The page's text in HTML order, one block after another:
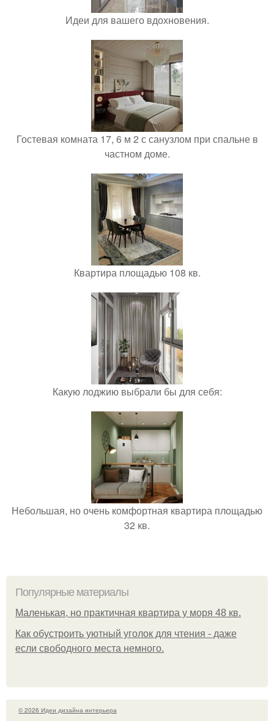
Идеи для вашего вдохновения.
Гостевая комната 17, 6 м 2 с санузлом при спальне в
частном доме.
Квартира площадью 108 кв.
Какую лоджию выбрали бы для себя:
Небольшая, но очень комфортная квартира площадью
32 кв.
Популярные материалы
Маленькая, но практичная квартира у моря 48 кв.
Как обустроить уютный уголок для чтения - даже
если свободного места немного.
© 2026 Идеи дизайна интерьера